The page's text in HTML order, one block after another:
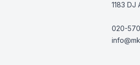
1183 DJ
020-